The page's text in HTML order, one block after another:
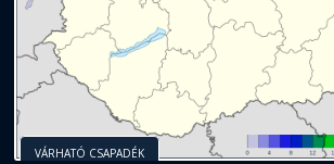
VÁRHATÓ CSAPADÉK